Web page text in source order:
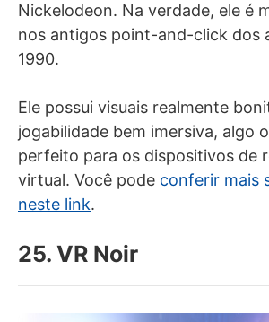
Nickelodeon. Na verdade, ele é
nos antigos point-and-click dos
1990.
Ele possui visuais realmente
jogabilidade bem imersiva, algo
perfeito para os dispositivos de
virtual. Você pode conferir mais
neste link.
25. VR Noir